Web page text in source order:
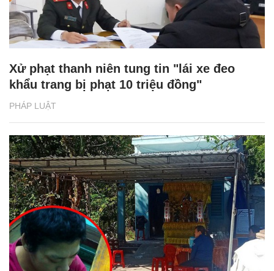
PHÁP LUẬT
Xử phạt thanh niên tung tin "lái xe đeo
khẩu trang bị phạt 10 triệu đồng"